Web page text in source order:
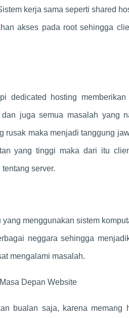
kerja sama seperti shared
akses pada root sehingga
dedicated hosting
juga semua masalah yang
rusak maka menjadi tanggung
yang tinggi maka dari itu
server.
menggunakan sistem
neggara sehingga
mengalami masalah.
Depan Website
bualan saja, karena memang